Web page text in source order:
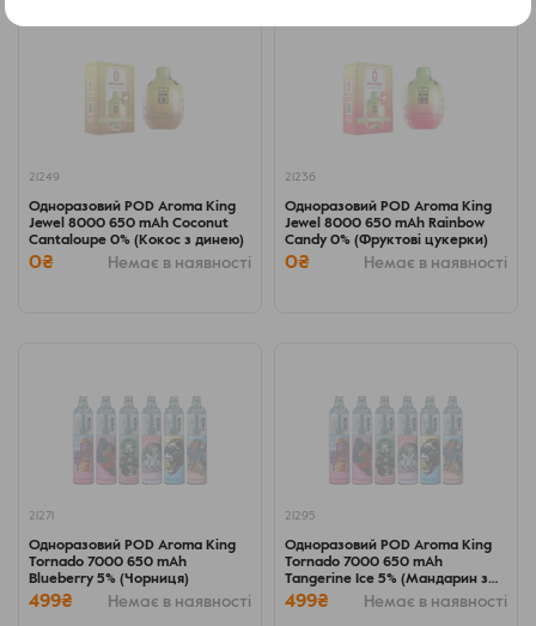
21249
Одноразовий POD Aroma King
Jewel 8000 650 mAh Coconut
Cantaloupe 0% (Кокос з динею)
0₴ Немає в наявності
21236
Одноразовий POD Aroma King
Jewel 8000 650 mAh Rainbow
Candy 0% (Фруктові цукерки)
0₴ Немає в наявності
21271
Одноразовий POD Aroma King
Tornado 7000 650 mAh
Blueberry 5% (Чорниця)
499₴ Немає в наявності
21295
Одноразовий POD Aroma King
Tornado 7000 650 mAh
Tangerine Ice 5% (Мандарин з
льодом)
499₴ Немає в наявності